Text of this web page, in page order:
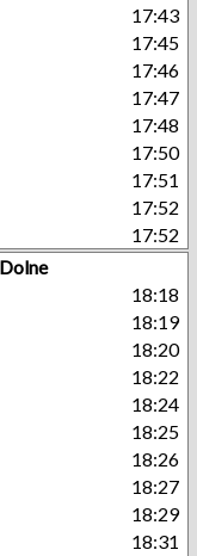
17:43
17:45
17:46
17:47
17:48
17:50
17:51
17:52
17:52
18:18
18:19
18:20
18:22
18:24
18:25
18:26
18:27
18:29
18:31